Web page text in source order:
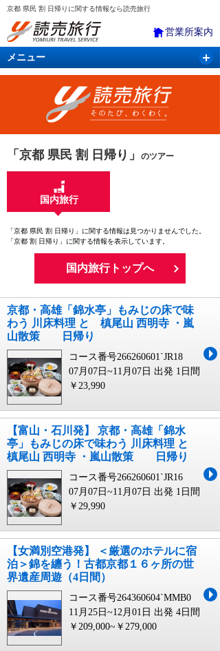
京都 県民 割 日帰りに関する情報なら読売旅行
営業所案内
メニュー
国内旅行 バスツアー 海外旅行
「京都 県民 割 日帰り」 のツアー
国内旅行
「京都 県民 割 日帰り」に関する情報は見つかりませんでした。
「京都 割 日帰り」に関する情報を表示しています。
国内旅行トップへ
京都・高雄「錦水亭」もみじの床で味
わう 川床料理 と 槙尾山 西明寺 ・嵐
山散策 日帰り
コース番号266260601`JR18
07月07日~11月07日 出発 1日間
￥23,990
【富山・石川発】 京都・高雄「錦水
亭」もみじの床で味わう 川床料理 と
槙尾山 西明寺 ・嵐山散策 日帰り
コース番号266260601`JR16
07月07日~11月07日 出発 1日間
￥29,990
【女満別空港発】 ＜厳選のホテルに宿
泊＞錦を纏う！古都京都１６ヶ所の世
界遺産周遊（4日間）
コース番号264360604`MMB0
11月25日~12月01日 出発 4日間
￥209,000~￥279,000